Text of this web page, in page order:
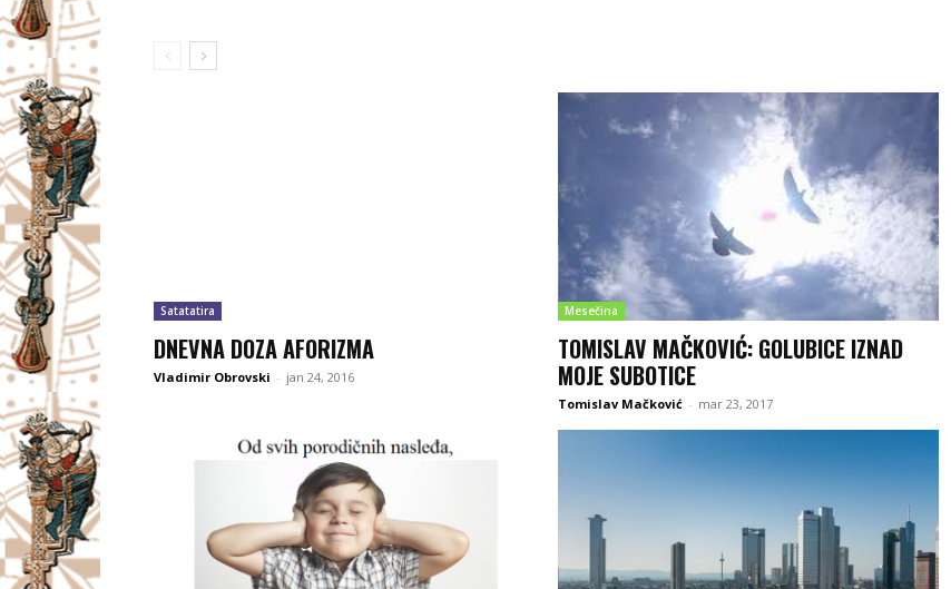
Satatatira
DNEVNA DOZA AFORIZMA
Vladimir Obrovski - jan 24, 2016
Mesečina
TOMISLAV MAČKOVIĆ: GOLUBICE IZNAD
MOJE SUBOTICE
Tomislav Mačković - mar 23, 2017